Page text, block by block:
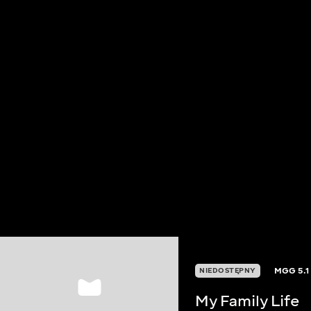
NIEDOSTĘPNY MGG5.1
My Family Life